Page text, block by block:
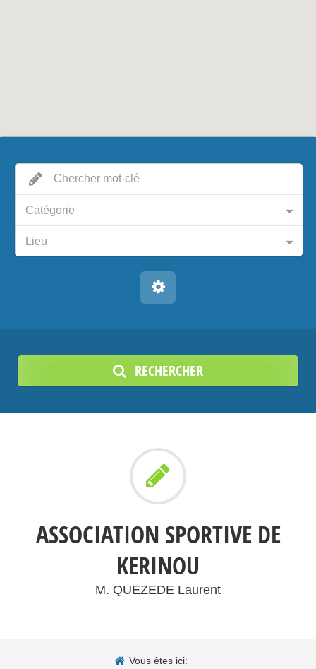
Catégorie
Lieu
RECHERCHER
ASSOCIATION SPORTIVE DE
KERINOU
M. QUEZEDE Laurent
Vous êtes ici: